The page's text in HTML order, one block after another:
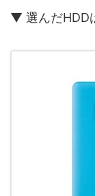
▼ 選んだHDD